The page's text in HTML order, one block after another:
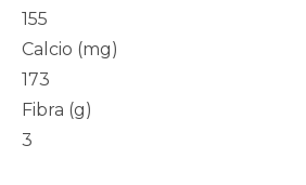
155
Calcio (mg)
173
Fibra (g)
3